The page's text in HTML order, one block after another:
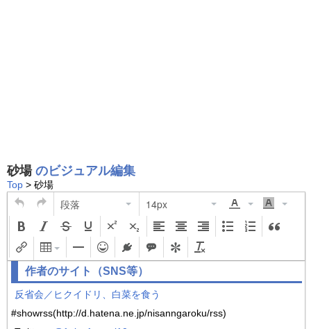
砂場のビジュアル編集
Top > 砂場
段落 14px